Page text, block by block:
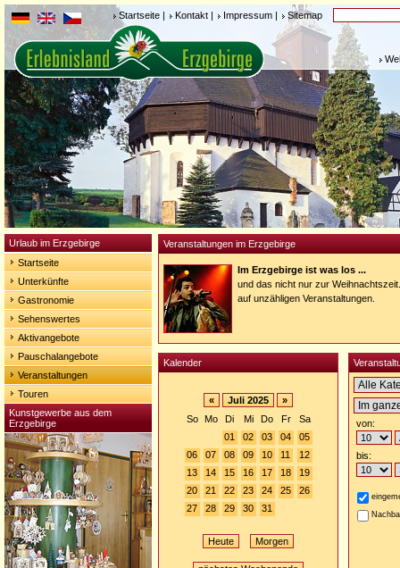
Startseite | Kontakt | Impressum | Sitemap
Urlaub im Erzgebirge
Startseite
Unterkünfte
Gastronomie
Sehenswertes
Aktivangebote
Pauschalangebote
Veranstaltungen
Touren
Kunstgewerbe aus dem
Erzgebirge
Veranstaltungen im Erzgebirge
Im Erzgebirge ist was los ...
und das nicht nur zur
auf unzähligen Veranstaltungen.
Kalender
« Juli 2025
»
So
Mo Di Mi Do Fr
Sa
01
02 03 04
05
06
07 08 09 10 11
12
13
14 15 16 17 18
19
20
21 22 23 24 25
26
27
28 29 30 31
Heute Morgen
von:
bis: